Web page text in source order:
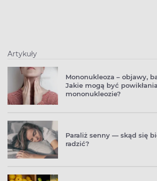
Artykuły
Mononukleoza – objawy,
Jakie mogą być
mononukleozie?
Paraliż senny — skąd się
radzić?